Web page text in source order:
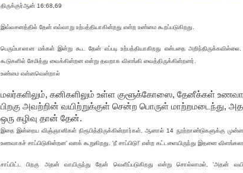
திருக்குர்ஆன் 16:68,69
இவ்வசனத்தில் தேன் எவ்வாறு உற்பத்தியாகின்றது என்ற உண்மை கூறப்படுகிறது.
பெரும்பாலான மக்கள் இன்று கூட தேன் எப்படி உற்பத்தியாகிறது என்பதை
கூடுகளில் சேமித்து வைக்கின்றன என்று தவறாக விளங்கி வைத்திருக்கின்றனர்.
உண்மை என்னவென்றால்
மலர்களிலும், கனிகளிலும் உள்ள குளூக்கோஸை, தேனீக்கள்
பிறகு அவற்றின் வயிற்றுக்குள் சென்ற பொருள் மாற்றமடைந்து,
ஒரு கழிவு தான் தேன்.
இதை இன்றைய விஞ்ஞானிகள் நிரூபித்திருக்கின்றார்கள். ஆனால் 14 நூற்றாண்டுகளுக்கு
உணவாகச் சாப்பிடுகின்றன' எனக் கூறுகிறது. 'நீ சாப்பிடு!' என்ற கட்டளையிருந்து இதனை
சாப்பிட்ட பிறகு அதன் வாயிருந்து தேன் வெளிப்படுகிறது என்று சொல்லாமல், 'அதன்